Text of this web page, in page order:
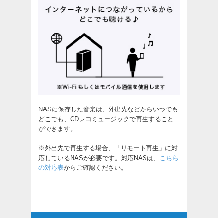
NASに保存した音楽は、外出先などからいつでも
どこでも、CDレコミュージックで再生すること
ができます。
※外出先で再生する場合、「リモート再生」に対
応しているNASが必要です。対応NASは、 こちら
の対応表からご確認ください。